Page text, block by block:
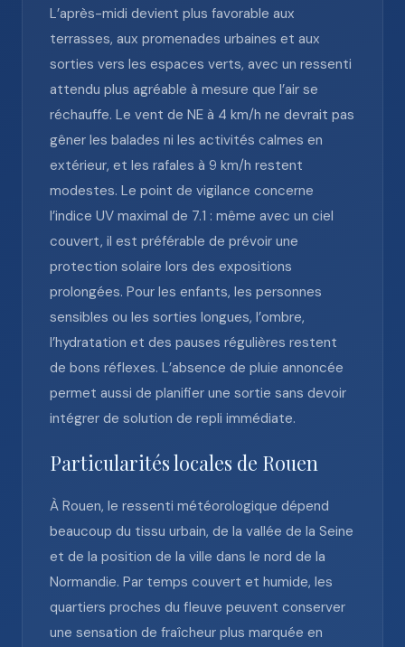
L’après-midi devient plus favorable aux
terrasses, aux promenades urbaines et aux
sorties vers les espaces verts, avec un ressenti
attendu plus agréable à mesure que l’air se
réchauffe. Le vent de NE à 4 km/h ne devrait pas
gêner les balades ni les activités calmes en
extérieur, et les rafales à 9 km/h restent
modestes. Le point de vigilance concerne
l’indice UV maximal de 7.1 : même avec un ciel
couvert, il est préférable de prévoir une
protection solaire lors des expositions
prolongées. Pour les enfants, les personnes
sensibles ou les sorties longues, l’ombre,
l’hydratation et des pauses régulières restent
de bons réflexes. L’absence de pluie annoncée
permet aussi de planifier une sortie sans devoir
intégrer de solution de repli immédiate.
Particularités locales de Rouen
À Rouen, le ressenti météorologique dépend
beaucoup du tissu urbain, de la vallée de la Seine
et de la position de la ville dans le nord de la
Normandie. Par temps couvert et humide, les
quartiers proches du fleuve peuvent conserver
une sensation de fraîcheur plus marquée en